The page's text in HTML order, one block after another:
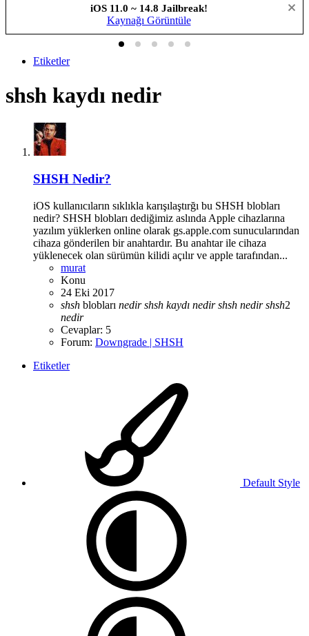
iOS 11.0 ~ 14.8 Jailbreak!
Kaynağı Görüntüle
Etiketler
shsh kaydı nedir
SHSH Nedir?
iOS kullanıcıların sıklıkla karışılaştırğı bu SHSH blobları
nedir? SHSH blobları dediğimiz aslında Apple cihazlarına
yazılım yüklerken online olarak gs.apple.com sunucularından
cihaza gönderilen bir anahtardır. Bu anahtar ile cihaza
yüklenecek olan sürümün kilidi açılır ve apple tarafından...
murat
Konu
24 Eki 2017
shsh blobları nedir shsh kaydı nedir shsh nedir shsh2
nedir
Cevaplar: 5
Forum: Downgrade | SHSH
Etiketler
Default Style